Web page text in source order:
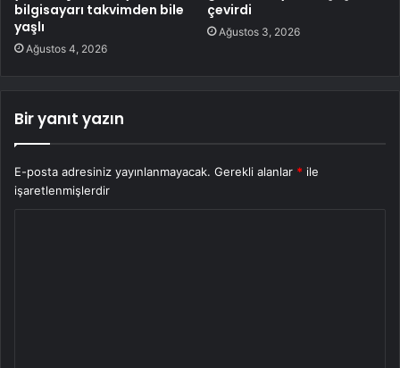
bilgisayarı takvimden bile
yaşlı
Ağustos 4, 2026
çevirdi
Ağustos 3, 2026
Bir yanıt yazın
E-posta adresiniz yayınlanmayacak. Gerekli alanlar * ile
işaretlenmişlerdir